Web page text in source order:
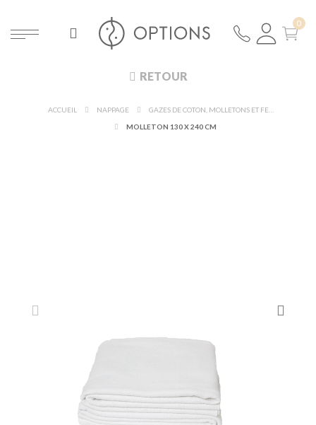
RETOUR
ACCUEIL NAPPAGE
GAZES DE COTON, MOLLETONS ET FEUTRINES
MOLLETON 130 X 240 CM